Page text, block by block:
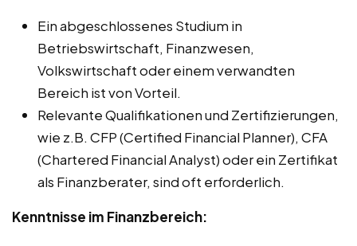
Ein abgeschlossenes Studium in
Betriebswirtschaft, Finanzwesen,
Volkswirtschaft oder einem verwandten
Bereich ist von Vorteil.
Relevante Qualifikationen und Zertifizierungen,
wie z.B. CFP (Certified Financial Planner), CFA
(Chartered Financial Analyst) oder ein Zertifikat
als Finanzberater, sind oft erforderlich.
Kenntnisse im Finanzbereich: